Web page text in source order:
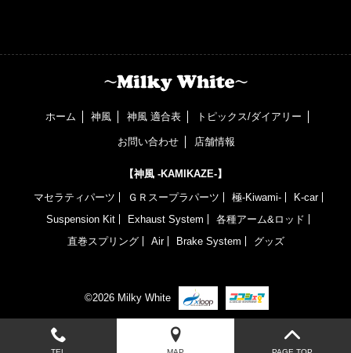
ホーム 神風 神風 適合表 トピックス/ダイアリー
お問い合わせ 店舗情報
【神風 -KAMIKAZE-】
マセラティパーツ
ＧＲスープラパーツ 極-Kiwami-
K-car
Suspension Kit
Exhaust System
各種アーム&ロッド
直巻スプリング
Air Brake System グッズ
©2026 Milky White